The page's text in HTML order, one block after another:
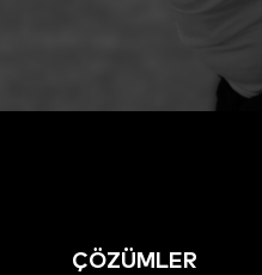
ÇÖZÜMLER